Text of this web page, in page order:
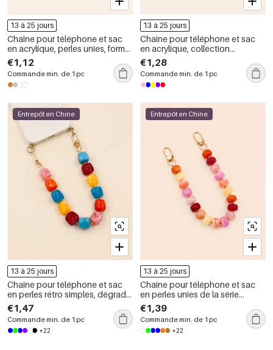
13 à 25 jours
Chaîne pour téléphone et sac
en acrylique, perles unies, forme
irrégulière élégante et simple,
collection Simple Series.
€1,12
Commande min. de 1 pc
13 à 25 jours
Chaîne pour téléphone et sac
en acrylique, collection
romantique, motif cœur simple,
couleur unie dégradée.
€1,28
Commande min. de 1 pc
Entrepôt en Chine
13 à 25 jours
Chaîne pour téléphone et sac
en perles rétro simples, dégradé
de couleurs, acrylique.
€1,47
Commande min. de 1 pc
+22
Entrepôt en Chine
13 à 25 jours
Chaîne pour téléphone et sac
en perles unies de la série
Simple Daily, dégradé de
couleurs.
€1,39
Commande min. de 1 pc
+22